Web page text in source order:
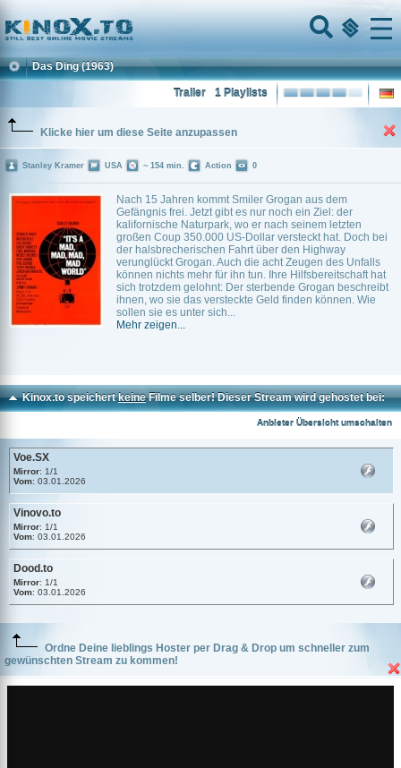
Home
Menu
Das Ding (1963)
1 Playlists
Trailer
Klicke hier um diese Seite anzupassen
Nach 15 Jahren kommt Smiler Grogan aus dem
Gefängnis frei. Jetzt gibt es nur noch ein Ziel: der
kalifornische Naturpark, wo er nach seinem letzten
großen Coup 350.000 US-Dollar versteckt hat. Doch bei
der halsbrecherischen Fahrt über den Highway
verunglückt Grogan. Auch die acht Zeugen des Unfalls
können nichts mehr für ihn tun. Ihre Hilfsbereitschaft hat
sich trotzdem gelohnt: Der sterbende Grogan beschreibt
ihnen, wo sie das versteckte Geld finden können. Wie
sollen sie es unter sich...
Mehr zeigen...
Stanley Kramer USA ~ 154 min. Action 0
Kinox.to speichertkeineFilme selber! Dieser Stream wird gehostet bei:
Anbieter Übersicht umschalten
Voe.SX
Mirror: 1/1
Vom: 03.01.2026
Vinovo.to
Mirror: 1/1
Vom: 03.01.2026
Dood.to
Mirror: 1/1
Vom: 03.01.2026
Ordne Deine lieblings Hoster per Drag & Drop um schneller zum
gewünschten Stream zu kommen!